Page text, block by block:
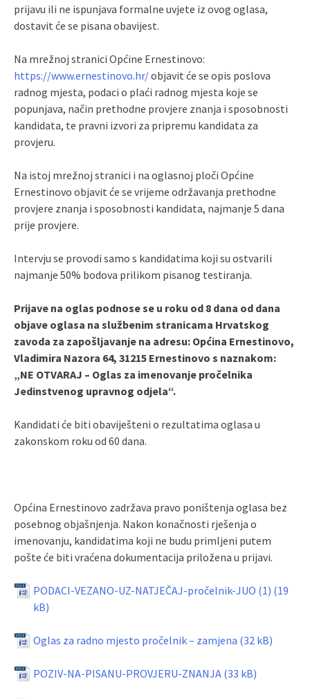
prijavu ili ne ispunjava formalne uvjete iz ovog oglasa,
dostavit će se pisana obavijest.
Na mrežnoj stranici Općine Ernestinovo:
https://www.ernestinovo.hr/objavit će se opis poslova
radnog mjesta, podaci o plaći radnog mjesta koje se
popunjava, način prethodne provjere znanja i sposobnosti
kandidata, te pravni izvori za pripremu kandidata za
provjeru.
Na istoj mrežnoj stranici i na oglasnoj ploči Općine
Ernestinovo objavit će se vrijeme održavanja prethodne
provjere znanja i sposobnosti kandidata, najmanje 5 dana
prije provjere.
Intervju se provodi samo s kandidatima koji su ostvarili
najmanje 50% bodova prilikom pisanog testiranja.
Prijave na oglas podnose se u roku od 8 dana od dana
objave oglasa na službenim stranicama Hrvatskog
zavoda za zapošljavanje na adresu: Općina Ernestinovo,
Vladimira Nazora 64, 31215 Ernestinovo s naznakom:
„NE OTVARAJ – Oglas za imenovanje pročelnika
Jedinstvenog upravnog odjela“.
Kandidati će biti obaviješteni o rezultatima oglasa u
zakonskom roku od 60 dana.
Općina Ernestinovo zadržava pravo poništenja oglasa bez
posebnog objašnjenja. Nakon konačnosti rješenja o
imenovanju, kandidatima koji ne budu primljeni putem
pošte će biti vraćena dokumentacija priložena u prijavi.
PODACI-VEZANO-UZ-NATJEČAJ-pročelnik-JUO (1)
Oglas za radno mjesto pročelnik – zamjena
POZIV-NA-PISANU-PROVJERU-ZNANJA